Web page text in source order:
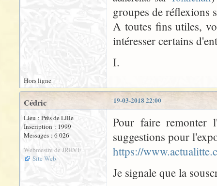
groupes de réflexions
A toutes fins utiles,
intéresser certains
I.
Hors ligne
19-03-2018 22:00
Cédric
Lieu : Près de Lille
Inscription : 1999
Messages : 6 026
Webmestre de JRRVF
Site Web
Pour faire remonter
suggestions pour
https://
Je signale que la